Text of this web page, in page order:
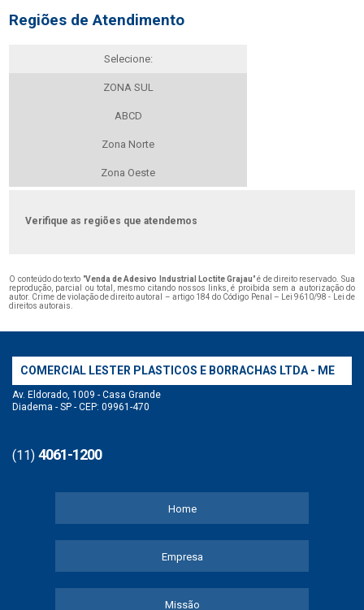
Regiões de Atendimento
Selecione:
ZONA SUL
ABCD
Zona Norte
Zona Oeste
Verifique as regiões que atendemos
O conteúdo do texto "Venda de Adesivo Industrial Loctite Grajau" é de direito reservado. Sua
reprodução, parcial ou total, mesmo citando nossos links, é proibida sem a autorização do
autor. Crime de violação de direito autoral – artigo 184 do Código Penal –
Lei 9610/98 - Lei de
direitos autorais
COMERCIAL LESTER PLASTICOS E BORRACHAS LTDA - ME
Av. Eldorado, 1009 - Casa Grande
Diadema - SP - CEP: 09961-470
(11) 4061-1200
Home
Empresa
Missão